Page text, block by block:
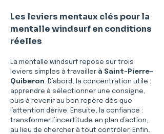
Les leviers mentaux clés pour la
mentalle windsurf en conditions
réelles
La mentalle windsurf repose sur trois
leviers simples à travailler à Saint-Pierre-
Quiberon. D’abord, la concentration utile :
apprendre à sélectionner une consigne,
puis à revenir au bon repère dès que
l’attention dérive. Ensuite, la confiance :
transformer l’incertitude en plan d’action,
au lieu de chercher à tout contrôler. Enfin,